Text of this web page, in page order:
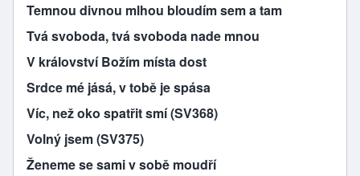
Temnou divnou mlhou bloudím sem a tam
Tvá svoboda, tvá svoboda nade mnou
V království Božím místa dost
Srdce mé jásá, v tobě je spása
Víc, než oko spatřit smí (SV368)
Volný jsem (SV375)
Ženeme se sami v sobě moudří